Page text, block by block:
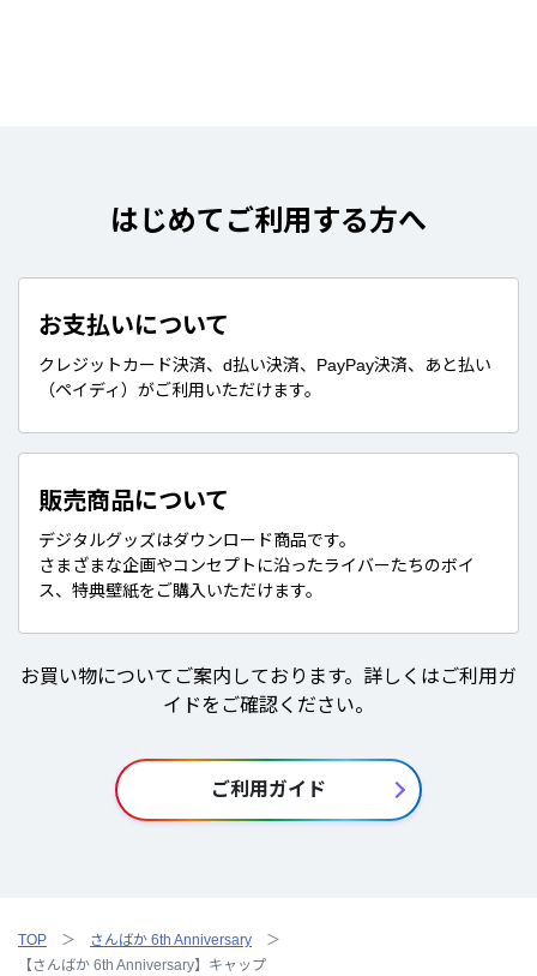
はじめてご利用する方へ
お支払いについて
クレジットカード決済、d払い決済、PayPay決済、あと払い
（ペイディ）がご利用いただけます。
販売商品について
デジタルグッズはダウンロード商品です。
さまざまな企画やコンセプトに沿ったライバーたちのボイ
ス、特典壁紙をご購入いただけます。
お買い物についてご案内しております。詳しくはご利用ガ
イドをご確認ください。
ご利用ガイド
TOP
さんばか 6th Anniversary
【さんばか 6th Anniversary】キャップ